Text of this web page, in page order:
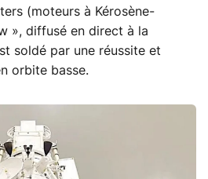
(moteurs à Kérosène-
», diffusé en direct à la
soldé par une réussite et
orbite basse.